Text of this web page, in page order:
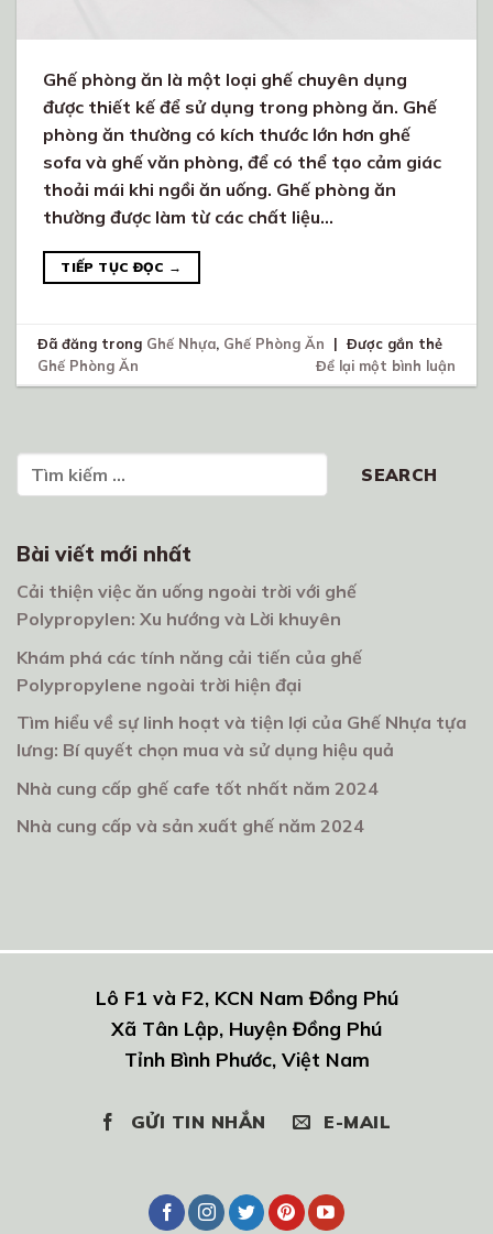
Ghế phòng ăn là một loại ghế chuyên dụng
được thiết kế để sử dụng trong phòng ăn. Ghế
phòng ăn thường có kích thước lớn hơn ghế
sofa và ghế văn phòng, để có thể tạo cảm giác
thoải mái khi ngồi ăn uống. Ghế phòng ăn
thường được làm từ các chất liệu…
TIẾP TỤC ĐỌC →
Đã đăng trong Ghế Nhựa, Ghế Phòng Ăn | Được gắn thẻ
Ghế Phòng Ăn
Để lại một bình luận
Tìm kiếm SEARCH
Bài viết mới nhất
Cải thiện việc ăn uống ngoài trời với ghế
Polypropylen: Xu hướng và Lời khuyên
Khám phá các tính năng cải tiến của ghế
Polypropylene ngoài trời hiện đại
Tìm hiểu về sự linh hoạt và tiện lợi của Ghế Nhựa tựa
lưng: Bí quyết chọn mua và sử dụng hiệu quả
Nhà cung cấp ghế cafe tốt nhất năm 2024
Nhà cung cấp và sản xuất ghế năm 2024
Lô F1 và F2, KCN Nam Đồng Phú
Xã Tân Lập, Huyện Đồng Phú
Tỉnh Bình Phước, Việt Nam
GỬI TIN NHẮN E-MAIL